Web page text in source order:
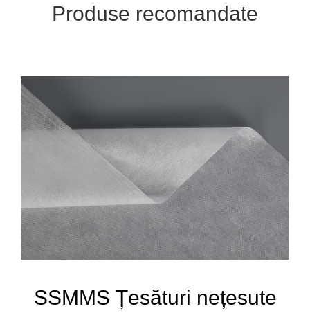
Produse recomandate
SSMMS Țesături nețesute